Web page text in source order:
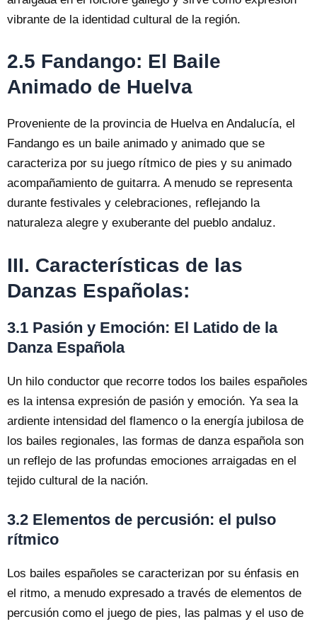
vibrante de la identidad cultural de la región.
2.5 Fandango: El Baile
Animado de Huelva
Proveniente de la provincia de Huelva en Andalucía, el
Fandango es un baile animado y animado que se
caracteriza por su juego rítmico de pies y su animado
acompañamiento de guitarra. A menudo se representa
durante festivales y celebraciones, reflejando la
naturaleza alegre y exuberante del pueblo andaluz.
III. Características de las
Danzas Españolas:
3.1 Pasión y Emoción: El Latido de la
Danza Española
Un hilo conductor que recorre todos los bailes españoles
es la intensa expresión de pasión y emoción. Ya sea la
ardiente intensidad del flamenco o la energía jubilosa de
los bailes regionales, las formas de danza española son
un reflejo de las profundas emociones arraigadas en el
tejido cultural de la nación.
3.2 Elementos de percusión: el pulso
rítmico
Los bailes españoles se caracterizan por su énfasis en
el ritmo, a menudo expresado a través de elementos de
percusión como el juego de pies, las palmas y el uso de